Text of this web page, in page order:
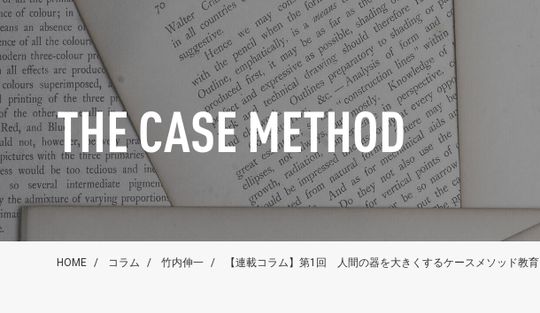
THE CASE METHOD
HOME コラム 竹内伸一 【連載コラム】第1回 人間の器を大きくするケースメソッド教育